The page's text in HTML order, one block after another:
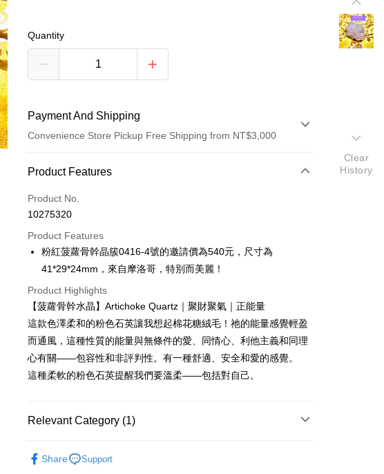
Quantity
Payment And Shipping
Convenience Store Pickup Free Shipping from NT$3,000
Payment Method
Credit Card (Full Payment)
Convenience Store Pickup and Pay
LINE Pay
Apple Pay
JKOPAY
Easy Wallet
ATM Transfer
全家取貨付款
7-11取貨付款
Product Features
Product No.
10275320
Product Features
粉紅菠蘿骨幹晶簇0416-4號的邀請價為540元，尺寸為
41*29*24mm，來自摩洛哥，特別而美麗！
Product Highlights
【菠蘿骨幹水晶】Artichoke Quartz｜聚財聚氣｜正能量
這款色澤柔和的粉色石英讓我想起棉花糖絨毛！祂的能量感覺輕盈
而通風，這種性質的能量與無條件的愛、同情心、利他主義和同理
心有關——包容性和非評判性。有一種舒適、安全和愛的感覺。
這種柔軟的粉色石英提醒我們要溫柔——包括對自己。
Relevant Category (1)
Share
Support
Clear
History